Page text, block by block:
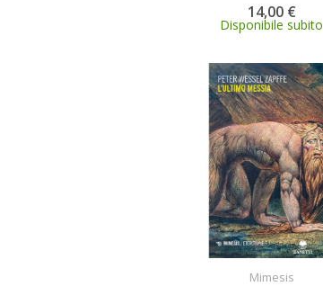
14,00 €
Disponibile subito
Mimesis